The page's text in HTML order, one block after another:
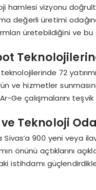
hamlesi vizyonu
değerli üretimi
üretebildiğini ve bu
72
ve hizmetler
Ge çalışmalarını
ve Teknoloji
Sivas’a 900 yeni veya
önünü açtıklarını
istihdamı